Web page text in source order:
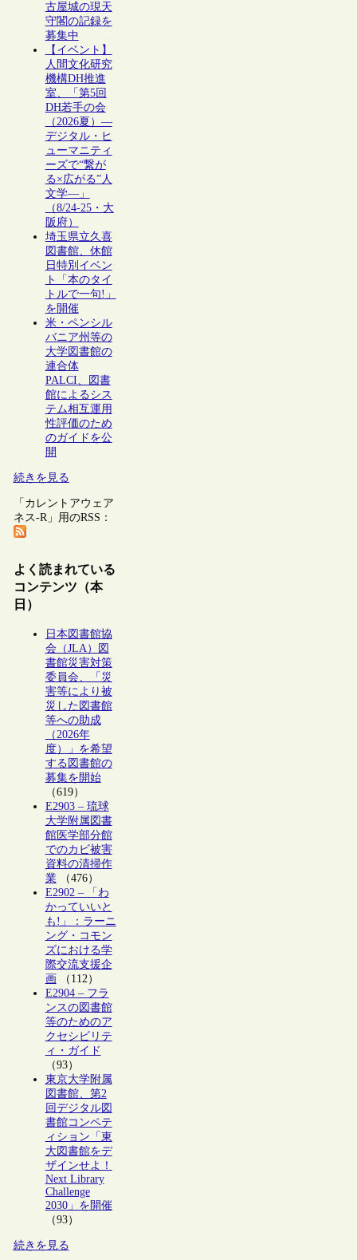
古屋城の現天
守閣の記録を
募集中
【イベント】
人間文化研究
機構DH推進
室、「第5回
DH若手の会
（2026夏）―
デジタル・ヒ
ューマニティ
ーズで“繋が
る×広がる”人
文学―」
（8/24-25・大
阪府）
埼玉県立久喜
図書館、休館
日特別イベン
ト「本のタイ
トルで一句!」
を開催
米・ペンシル
バニア州等の
大学図書館の
連合体
PALCI、図書
館によるシス
テム相互運用
性評価のため
のガイドを公
開
続きを見る
「カレントアウェア
ネス-R」用のRSS：
よく読まれている
コンテンツ（本
日）
日本図書館協
会（JLA）図
書館災害対策
委員会、「災
害等により被
災した図書館
等への助成
（2026年
度）」を希望
する図書館の
募集を開始
（619）
E2903 – 琉球
大学附属図書
館医学部分館
でのカビ被害
資料の清掃作
業（476）
E2902 – 「わ
かっていいと
も!」：ラーニ
ング・コモン
ズにおける学
際交流支援企
画（112）
E2904 – フラ
ンスの図書館
等のためのア
クセシビリテ
ィ・ガイド
（93）
東京大学附属
図書館、第2
回デジタル図
書館コンペテ
ィション「東
大図書館をデ
ザインせよ！
Next Library
Challenge
2030」を開催
（93）
続きを見る